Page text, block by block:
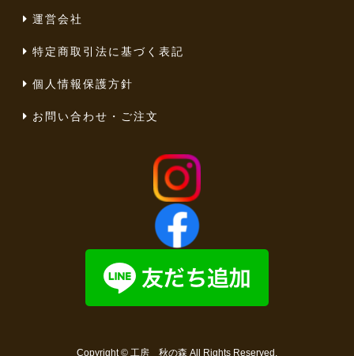
運営会社
特定商取引法に基づく表記
個人情報保護方針
お問い合わせ・ご注文
Copyright © 工房 秋の森 All Rights Reserved.